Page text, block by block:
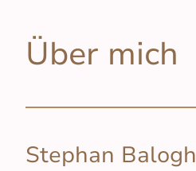
Über mich
Stephan Balogh